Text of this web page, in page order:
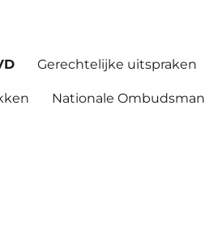
Gerechtelijke uitspraken
Nationale Ombudsman